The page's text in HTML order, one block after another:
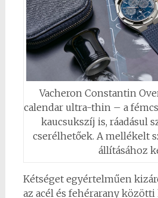
Vacheron Constantin
calendar ultra-thin – a
kaucsukszíj is, ráadásul
cserélhetőek. A mellékelt
állításához
Kétséget egyértelműen
az acél és fehérarany